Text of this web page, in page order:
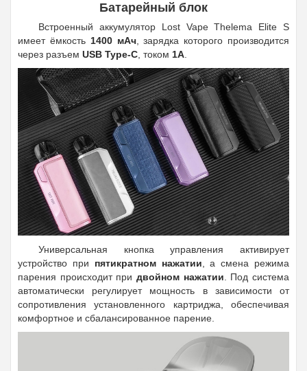
Батарейный блок
Встроенный аккумулятор Lost Vape Thelema Elite S
имеет ёмкость 1400 мАч, зарядка которого производится
через разъем USB Type-C , током 1А
Универсальная кнопка управления активирует
устройство при пятикратном нажатии , а смена режима
парения происходит при двойном нажатии . Под система
автоматически регулирует мощность в зависимости от
сопротивления установленного картриджа, обеспечивая
комфортное и сбалансированное парение.